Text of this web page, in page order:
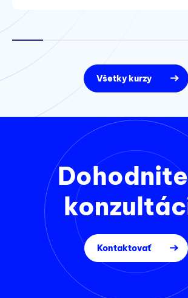
Všetky kurzy
Kontaktovať